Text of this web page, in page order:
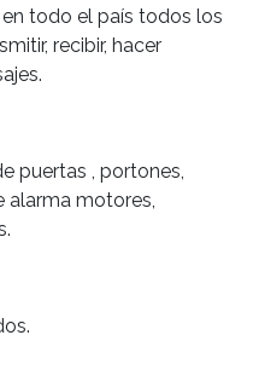
todo el país todos los
recibir, hacer
puertas , portones,
alarma motores,